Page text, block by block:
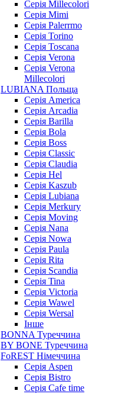
Серія Millecolori
Серія Mimi
Серія Palerrmo
Серія Torino
Серія Toscana
Серія Verona
Серія Verona
Millecolori
LUBIANA Польща
Серія America
Серія Arcadia
Серія Barilla
Серія Bola
Серія Boss
Серія Classic
Серія Claudia
Серія Hel
Серія Kaszub
Серія Lubiana
Серія Merkury
Серія Moving
Серія Nana
Серія Nowa
Серія Paula
Серія Rita
Серія Scandia
Серія Tina
Серія Victoria
Серія Wawel
Серія Wersal
Інше
BONNA Туреччина
BY BONE Туреччина
FoREST Німеччина
Серія Aspen
Серія Bistro
Серія Cafe time